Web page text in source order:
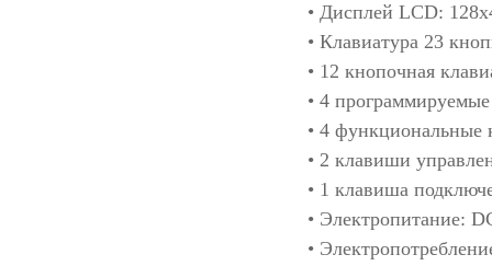
• Дисплей LCD:
• Клавиатура 23
• 12 кнопочная
• 4
• 4
• 2 клавиши
• 1 клавиша
• Электропитание:
•